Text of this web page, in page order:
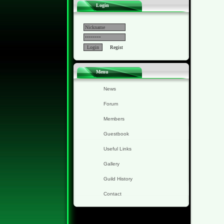
Login
Regist
Menu
News
Forum
Members
Guestbook
Useful Links
Gallery
Guild History
Contact